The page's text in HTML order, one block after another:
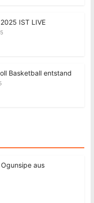
IST LIVE
Basketball entstand
aus